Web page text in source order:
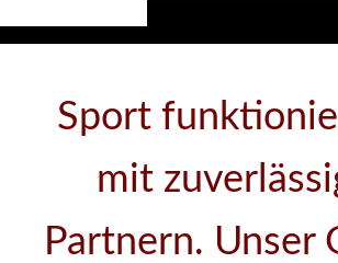
Sport
mit
Partnern. Unser